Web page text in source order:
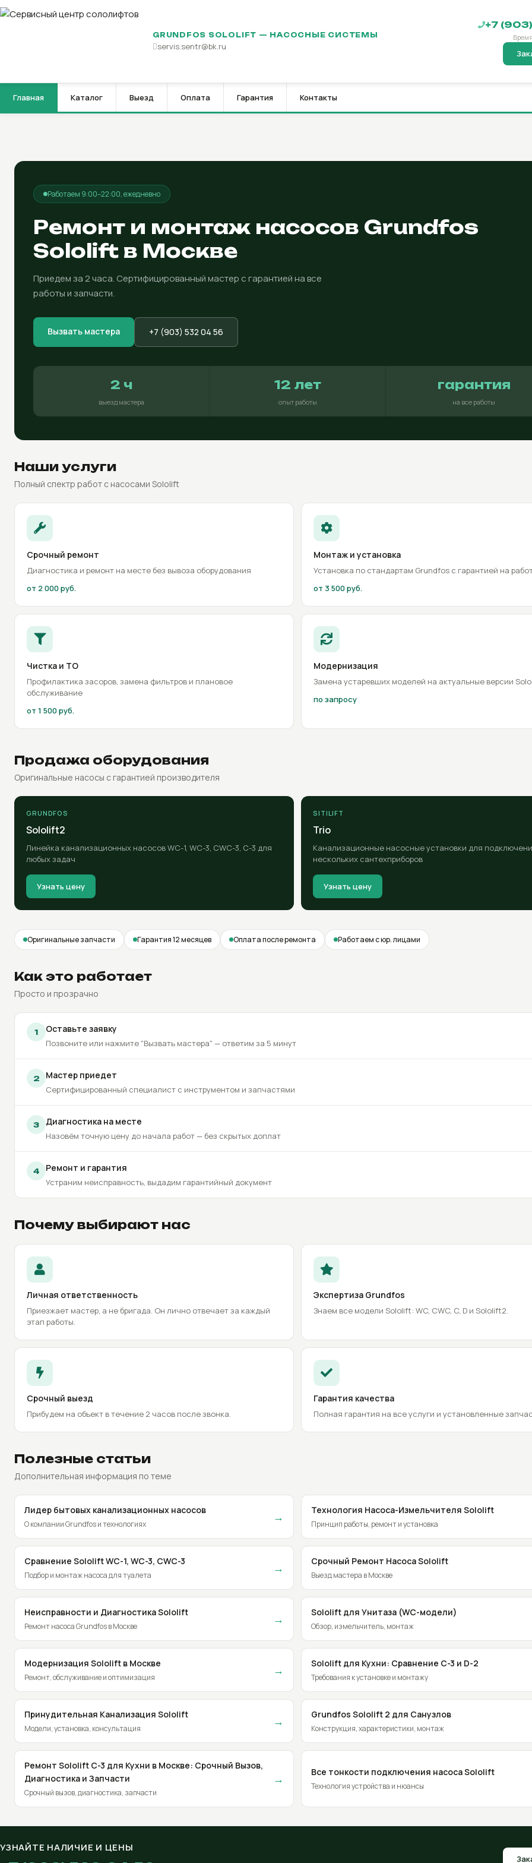
GRUNDFOS SOLOLIFT — НАСОСНЫЕ СИСТЕМЫ
servis.sentr@bk.ru
+7
Главная Каталог Выезд Оплата Гарантия Контакты
Работаем 9:00–22:00, ежедневно
Ремонт и монтаж насосов Grundfos
Sololift в Москве
Приедем за 2 часа. Сертифицированный мастер с гарантией на все
работы и запчасти.
Вызвать мастера +7 (903) 532 04 56
2 ч
выезд мастера
12 лет
опыт работы
гарантия
на все работы
Наши услуги
Полный спектр работ с насосами Sololift
Срочный ремонт
Диагностика и ремонт на месте без вывоза оборудования
от 2 000 руб.
Монтаж и установка
Установка по стандартам Grundfos с гарантией на
от 3 500 руб.
Чистка и ТО
Профилактика засоров, замена фильтров и плановое
обслуживание
от 1 500 руб.
Модернизация
Замена устаревших моделей на актуальные версии
по запросу
Продажа оборудования
Оригинальные насосы с гарантией производителя
GRUNDFOS
Sololift2
Линейка канализационных насосов WC-1, WC-3, CWC-3, C-3 для
любых задач
Узнать цену
SITILIFT
Trio
Канализационные насосные установки для
нескольких сантехприборов
Узнать цену
Оригинальные запчасти Гарантия 12 месяцев Оплата после ремонта Работаем с юр. лицами
Как это работает
Просто и прозрачно
1 Оставьте заявку
Позвоните или нажмите "Вызвать мастера" — ответим за 5 минут
2 Мастер приедет
Сертифицированный специалист с инструментом и запчастями
3 Диагностика на месте
Назовём точную цену до начала работ — без скрытых доплат
4 Ремонт и гарантия
Устраним неисправность, выдадим гарантийный документ
Почему выбирают нас
Личная ответственность
Приезжает мастер, а не бригада. Он лично отвечает за каждый
этап работы.
Экспертиза Grundfos
Знаем все модели Sololift: WC, CWC, C, D и Sololift2.
Срочный выезд
Прибудем на объект в течение 2 часов после звонка.
Гарантия качества
Полная гарантия на все услуги и установленные
Полезные статьи
Дополнительная информация по теме
Лидер бытовых канализационных насосов
О компании Grundfos и технологиях
→ Технология Насоса-Измельчителя Sololift
Принцип работы, ремонт и установка
Сравнение Sololift WC-1, WC-3, CWC-3
Подбор и монтаж насоса для туалета
→ Срочный Ремонт Насоса Sololift
Выезд мастера в Москве
Неисправности и Диагностика Sololift
Ремонт насоса Grundfos в Москве
→ Sololift для Унитаза (WC-модели)
Обзор, измельчитель, монтаж
Модернизация Sololift в Москве
Ремонт, обслуживание и оптимизация
→ Sololift для Кухни: Сравнение C-3 и D-2
Требования к установке и монтажу
Принудительная Канализация Sololift
Модели, установка, консультация
→ Grundfos Sololift 2 для Санузлов
Конструкция, характеристики, монтаж
Ремонт Sololift C-3 для Кухни в Москве: Срочный Вызов,
Диагностика и Запчасти
Срочный вызов, диагностика, запчасти
→ Все тонкости подключения насоса Sololift
Технология устройства и нюансы
УЗНАЙТЕ НАЛИЧИЕ И ЦЕНЫ